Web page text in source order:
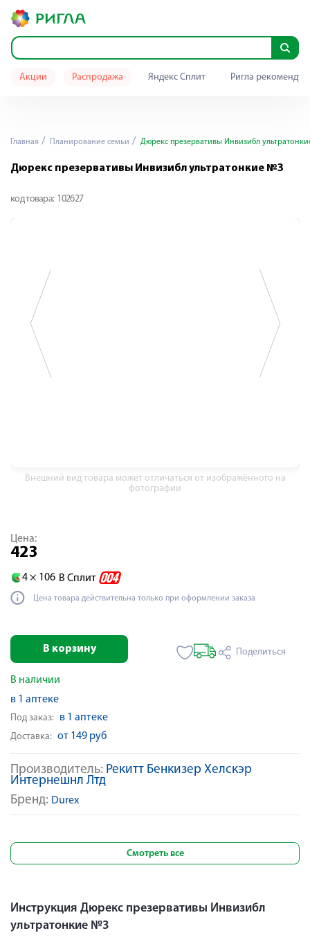
Акции Распродажа Яндекс Сплит Ригла
Главная Планирование семьи Дюрекс презервативы Инвизибл
Дюрекс презервативы Инвизибл ультратонкие №3
код товара: 102627
Внешний вид товара может отличаться от изображённого на
фотографии
Производитель: Рекитт Бенкизер Хелскэр
Интернешнл Лтд
Бренд: Durex
Цена:
423
4 × 106 В Сплит
Цена товара действительна только при оформлении заказа
В корзину Поделиться
В наличии
в 1 аптеке
Под заказ: в 1 аптеке
Доставка: от 149 руб
Смотреть все
Инструкция Дюрекс презервативы Инвизибл
ультратонкие №3